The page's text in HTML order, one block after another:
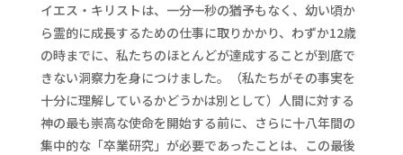
イエス・キリストは、一分一秒の猶予もなく、幼い頃か
ら霊的に成長するための仕事に取りかかり、わずか12歳
の時までに、私たちのほとんどが達成することが到底で
きない洞察力を身につけました。（私たちがその事実を
十分に理解しているかどうかは別として）人間に対する
神の最も崇高な使命を開始する前に、さらに十八年間の
集中的な「卒業研究」が必要であったことは、この最後